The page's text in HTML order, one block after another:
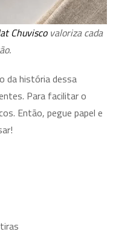
Chuviscovaloriza cada
da história dessa
Para facilitar o
Então, pegue papel e